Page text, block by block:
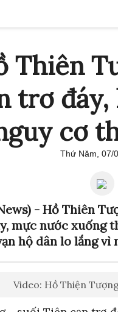
Thiên
trơ đáy,
cơ
Thứ Năm, 07/
- Hồ Thiên
mực nước xuống
hộ dân lo lắng vì
Video: Hồ Thiện